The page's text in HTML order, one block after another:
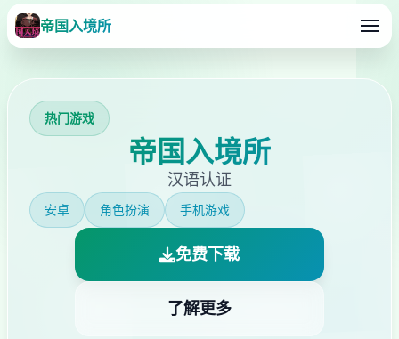
帝国入境所
热门游戏
帝国入境所
汉语认证
安卓 角色扮演 手机游戏
免费下载
了解更多